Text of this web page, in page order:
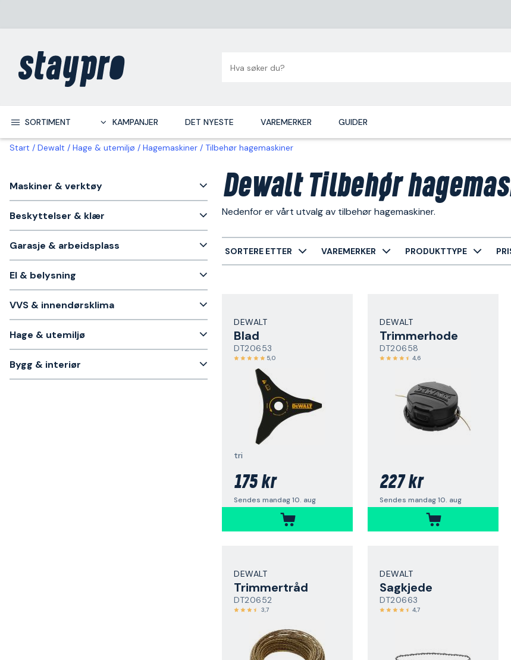
SORTIMENT KAMPANJER DET NYESTE VAREMERKER GUIDER
Start Dewalt Hage & utemiljø Hagemaskiner Tilbehør hagemaskiner
Maskiner & verktøy
Beskyttelser & klær
Garasje & arbeidsplass
El & belysning
VVS & innendørsklima
Hage & utemiljø
Bygg & interiør
Dewalt Tilbehør
Nedenfor er vårt utvalg av tilbehør hagemaskiner.
SORTERE ETTER VAREMERKER PRODUKTTYPE
DEWALT
Blad
DT20653
5,0
tri
175 kr
Sendes mandag 10. aug
DEWALT
Trimmerhode
DT20658
4,6
227 kr
Sendes mandag 10. aug
DEWALT
Trimmertråd
DT20652
3,7
DEWALT
Sagkjede
DT20663
4,7